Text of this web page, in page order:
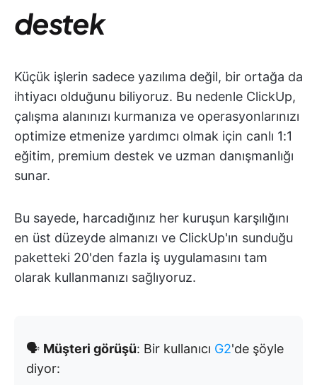
destek
Küçük işlerin sadece yazılıma değil, bir ortağa da
ihtiyacı olduğunu biliyoruz. Bu nedenle ClickUp,
çalışma alanınızı kurmanıza ve operasyonlarınızı
optimize etmenize yardımcı olmak için canlı 1:1
eğitim, premium destek ve uzman danışmanlığı
sunar.
Bu sayede, harcadığınız her kuruşun karşılığını
en üst düzeyde almanızı ve ClickUp'ın sunduğu
paketteki 20'den fazla iş uygulamasını tam
olarak kullanmanızı sağlıyoruz.
🗣️ Müşteri görüşü: Bir kullanıcı G2'de şöyle
diyor: